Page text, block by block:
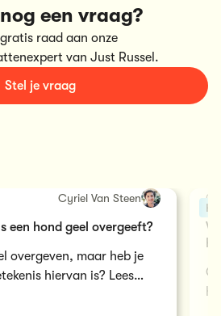
een vraag?
raad aan onze
van Just Russel.
Stel je vraag
Cyriel Van Steen
een hond geel overgeeft?
overgeven, maar heb je
hiervan is? Lees
06